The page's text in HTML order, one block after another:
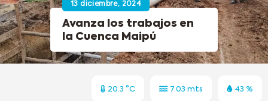
13 diciembre, 2024
Avanza los trabajos en
la Cuenca Maipú
20.3 °C 7.03 mts 43 %